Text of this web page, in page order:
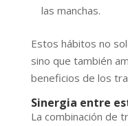
las manchas.
Estos hábitos no
sino que también
beneficios de los
Sinergia entre
La combinación de